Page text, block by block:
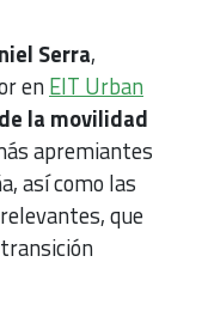
Serra,
enEIT Urban
la movilidad
apremiantes
así como las
que